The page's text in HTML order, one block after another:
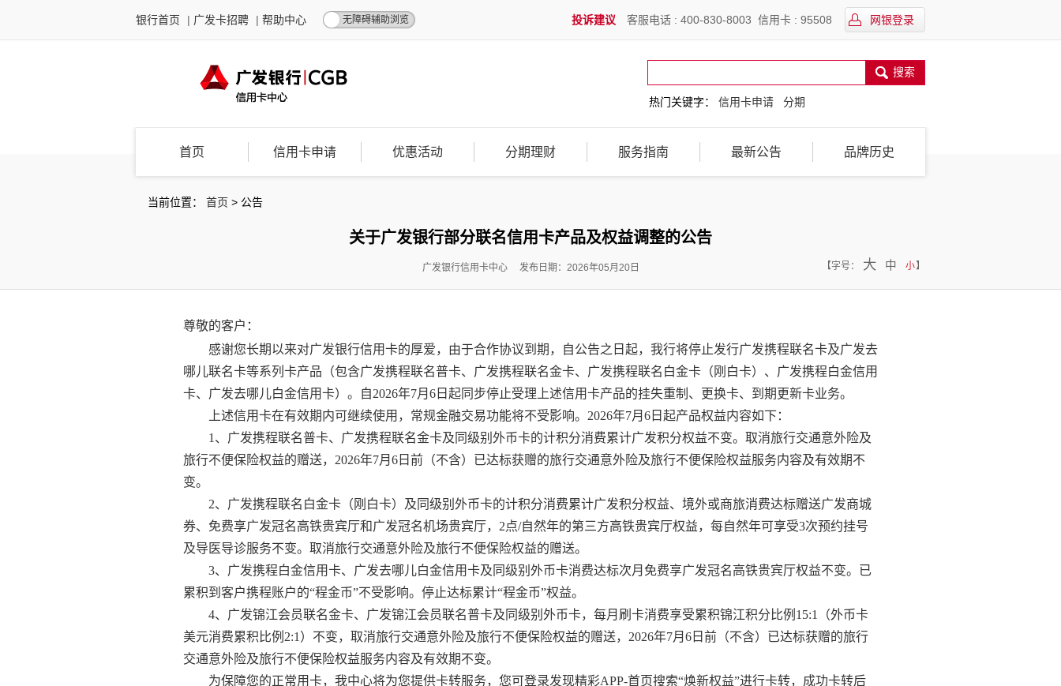
银行首页 | 广发卡招聘 | 帮助中心 无障碍辅助浏览 投诉建议 客服电话 : 400-830-8003 信用卡 : 95508 网银登录
搜索
热门关键字： 信用卡申请 分期
首页 信用卡申请 优惠活动 分期理财 服务指南 最新公告 品牌历史
当前位置： 首页 > 公告
关于广发银行部分联名信用卡产品及权益调整的公告
广发银行信用卡中心 发布日期：2026年05月20日 【字号： 大 中 小】
尊敬的客户：
感谢您长期以来对广发银行信用卡的厚爱，由于合作协议到期，自公告之日起，我行将停止发行广发携程联名卡及广发去
哪儿联名卡等系列卡产品（包含广发携程联名普卡、广发携程联名金卡、广发携程联名白金卡（刚白卡）、广发携程白金信用
卡、广发去哪儿白金信用卡）。自2026年7月6日起同步停止受理上述信用卡产品的挂失重制、更换卡、到期更新卡业务。
上述信用卡在有效期内可继续使用，常规金融交易功能将不受影响。2026年7月6日起产品权益内容如下：
1、广发携程联名普卡、广发携程联名金卡及同级别外币卡的计积分消费累计广发积分权益不变。取消旅行交通意外险及
旅行不便保险权益的赠送，2026年7月6日前（不含）已达标获赠的旅行交通意外险及旅行不便保险权益服务内容及有效期不
变。
2、广发携程联名白金卡（刚白卡）及同级别外币卡的计积分消费累计广发积分权益、境外或商旅消费达标赠送广发商城
券、免费享广发冠名高铁贵宾厅和广发冠名机场贵宾厅，2点/自然年的第三方高铁贵宾厅权益，每自然年可享受3次预约挂号
及导医导诊服务不变。取消旅行交通意外险及旅行不便保险权益的赠送。
3、广发携程白金信用卡、广发去哪儿白金信用卡及同级别外币卡消费达标次月免费享广发冠名高铁贵宾厅权益不变。已
累积到客户携程账户的“程金币”不受影响。停止达标累计“程金币”权益。
4、广发锦江会员联名金卡、广发锦江会员联名普卡及同级别外币卡，每月刷卡消费享受累积锦江积分比例15:1（外币卡
美元消费累积比例2:1）不变，取消旅行交通意外险及旅行不便保险权益的赠送，2026年7月6日前（不含）已达标获赠的旅行
交通意外险及旅行不便保险权益服务内容及有效期不变。
为保障您的正常用卡，我中心将为您提供卡转服务，您可登录发现精彩APP-首页搜索“焕新权益”进行卡转，成功卡转后